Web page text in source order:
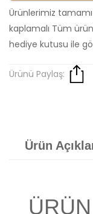
Ürünlerimiz
kaplamalı Tüm
hediye kutusu ile
Ürünü Paylaş:
Ürün